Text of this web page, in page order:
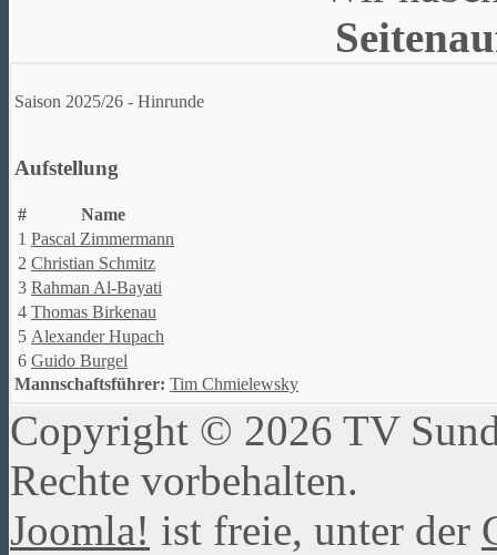
Saison 2025/26 - Hinrunde
Aufstellung
#
Name
1 Pascal Zimmermann
2 Christian Schmitz
3 Rahman Al-Bayati
4 Thomas Birkenau
5 Alexander Hupach
6 Guido Burgel
Mannschaftsführer: Tim Chmielewsky
Copyright © 2026 TV
Rechte vorbehalten.
Joomla! ist freie, unter der